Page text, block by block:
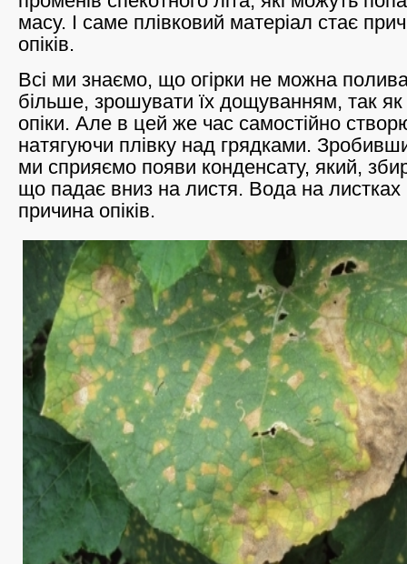
масу. І саме плівковий матеріал стає
опіків.
Всі ми знаємо, що огірки не можна
більше, зрошувати їх дощуванням, так як
опіки. Але в цей же час самостійно
натягуючи плівку над грядками.
ми сприяємо появи конденсату, який,
що падає вниз на листя. Вода на листках
причина опіків.